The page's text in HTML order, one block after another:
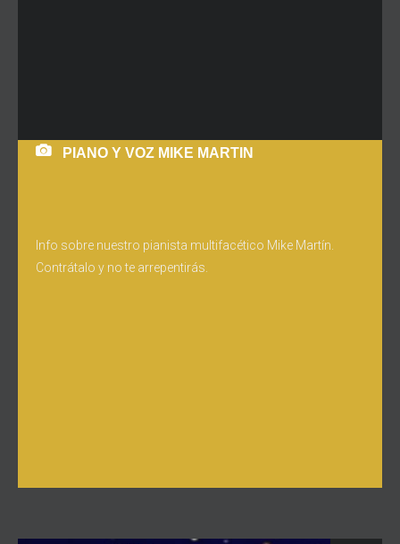
PIANO Y VOZ MIKE MARTIN
Info sobre nuestro pianista multifacético Mike Martín.
Contrátalo y no te arrepentirás.